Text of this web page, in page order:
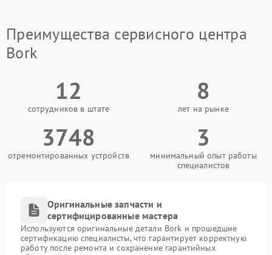
Преимущества сервисного центра
Bork
12
сотрудников в штате
8
лет на рынке
3748
отремонтированных устройств
3
минимальный опыт работы
специалистов
Оригинальные запчасти и
сертифицированные мастера
Используются оригинальные детали Bork и прошедшие
сертификацию специалисты, что гарантирует корректную
работу после ремонта и сохранение гарантийных